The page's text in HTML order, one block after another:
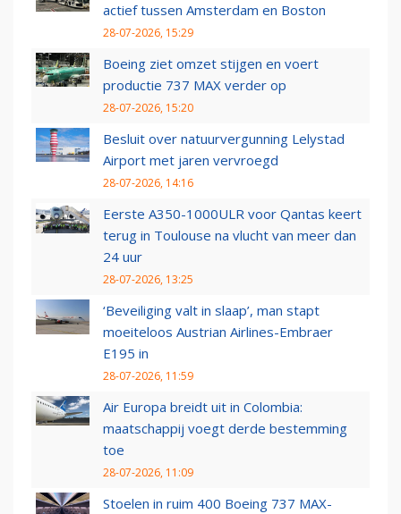
actief tussen Amsterdam en Boston
28-07-2026, 15:29
Boeing ziet omzet stijgen en voert
productie 737 MAX verder op
28-07-2026, 15:20
Besluit over natuurvergunning Lelystad
Airport met jaren vervroegd
28-07-2026, 14:16
Eerste A350-1000ULR voor Qantas keert
terug in Toulouse na vlucht van meer dan
24 uur
28-07-2026, 13:25
‘Beveiliging valt in slaap’, man stapt
moeiteloos Austrian Airlines-Embraer
E195 in
28-07-2026, 11:59
Air Europa breidt uit in Colombia:
maatschappij voegt derde bestemming
toe
28-07-2026, 11:09
Stoelen in ruim 400 Boeing 737 MAX-